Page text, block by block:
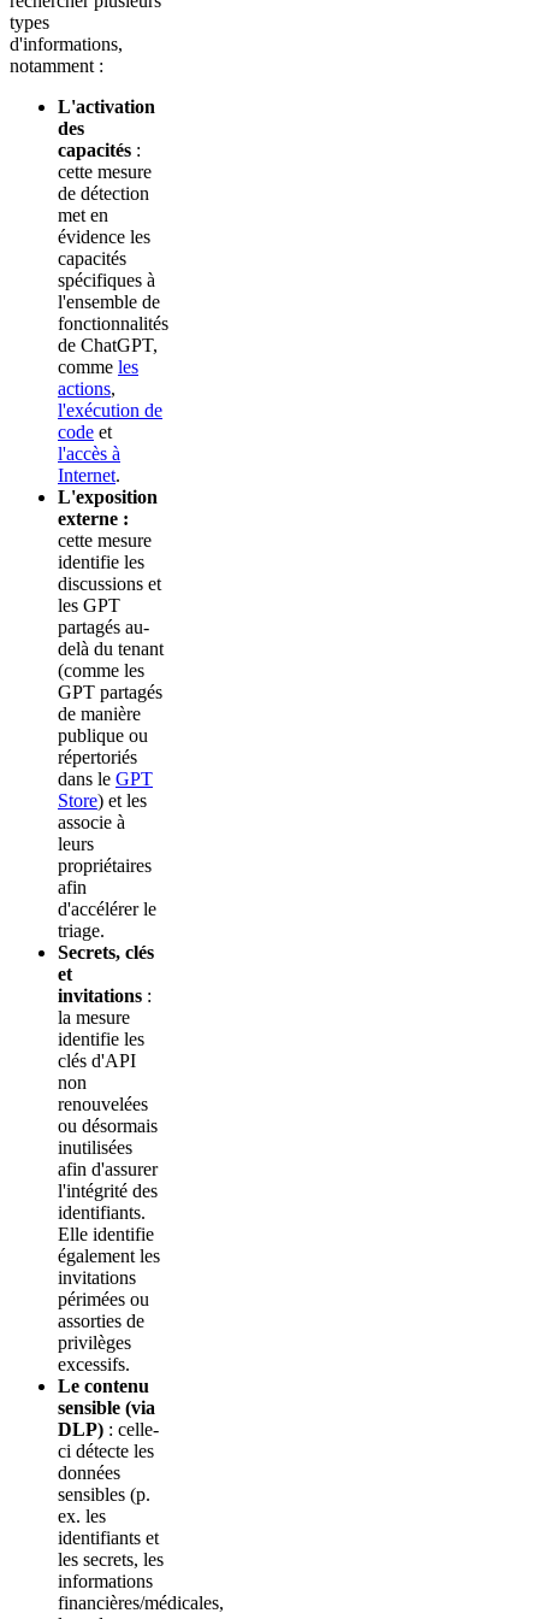
types
d'informations,
notamment :
L'activation
des
capacités :
cette mesure
de détection
met en
évidence les
capacités
spécifiques à
l'ensemble de
fonctionnalités
de ChatGPT,
comme les
actions,
l'exécution de
code et
l'accès à
Internet.
L'exposition
externe :
cette mesure
identifie les
discussions et
les GPT
partagés au-
delà du tenant
(comme les
GPT partagés
de manière
publique ou
répertoriés
dans le GPT
Store) et les
associe à
leurs
propriétaires
afin
d'accélérer le
triage.
Secrets, clés
et
invitations :
la mesure
identifie les
clés d'API
non
renouvelées
ou désormais
inutilisées
afin d'assurer
l'intégrité des
identifiants.
Elle identifie
également les
invitations
périmées ou
assorties de
privilèges
excessifs.
Le contenu
sensible (via
DLP) : celle-
ci détecte les
données
sensibles (p.
ex. les
identifiants et
les secrets, les
informations
financières/médicales,